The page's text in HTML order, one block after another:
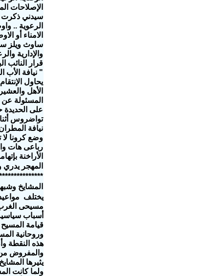
سيدني ذكرت
الرعوية ..
والإدارية
قرار النائب
" نيافة
يحاول
الأهل
المسئولة عن
على الحديدة
تواضروس
نيافة
وضع كرونا
رباعى هات
الأراخنة
المهجر
المشايخ
يختلف
مسيحى الغرب
أسباب
قيامة
وروحانية
هذه النقطة
والمفروض من
ولما كانت